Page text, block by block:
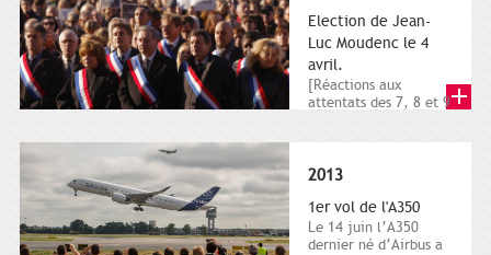
Election de Jean-
Luc Moudenc le 4
avril.
[Réactions aux
attentats des 7, 8 et 9
2013
1er vol de l'A350
Le 14 juin l’A350
dernier né d’Airbus a